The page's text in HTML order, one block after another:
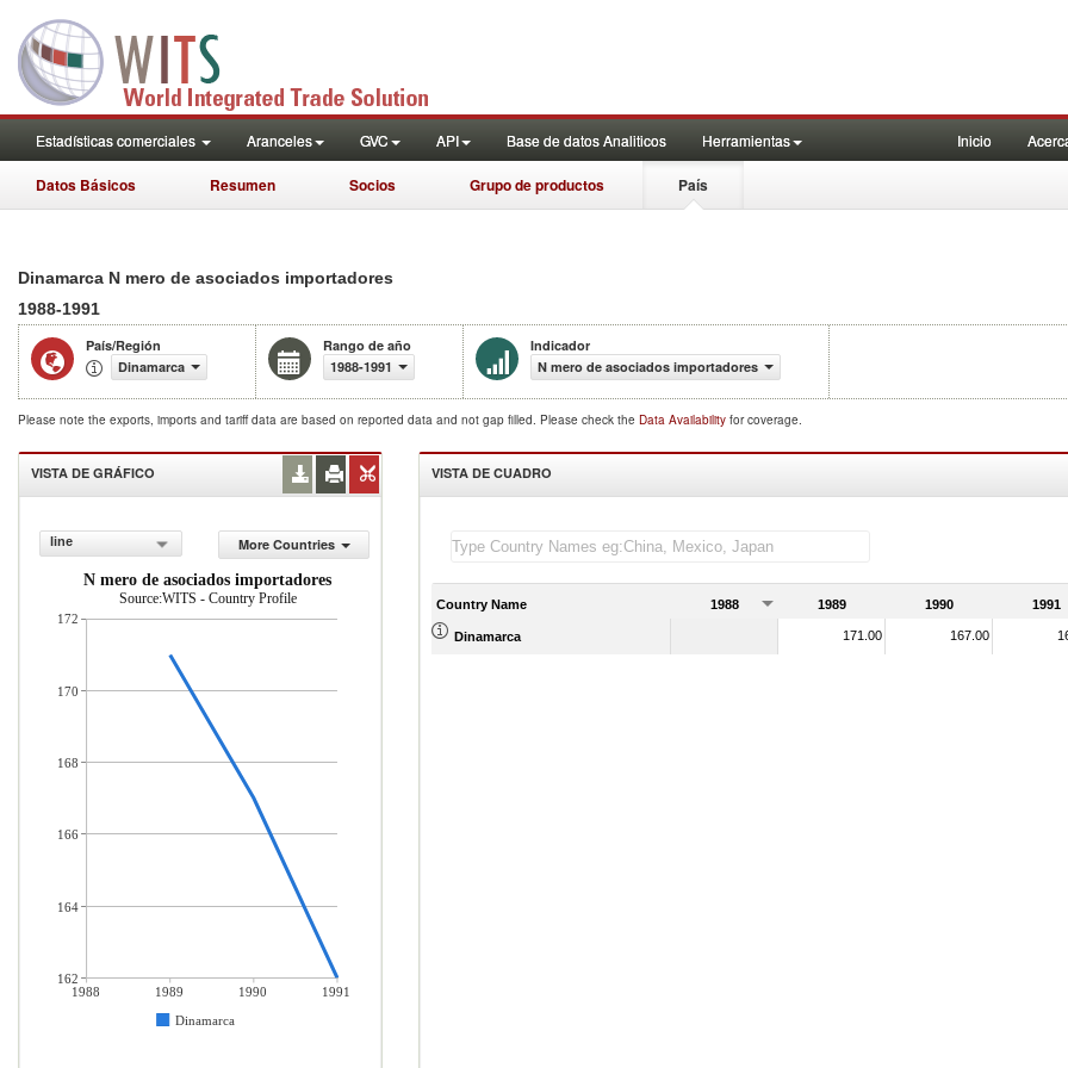
Estadísticas comerciales Aranceles GVC API Base de datos Analiticos Herramientas Inicio
Datos Básicos Resumen Socios Grupo de productos País
Dinamarca N mero de asociados importadores
1988-1991
País/Región
Dinamarca
Rango de año
1988-1991
Indicador
N mero de asociados importadores
Please note the exports, imports and tariff data are based on reported data and not gap filled. Please check the Data Availability for coverage.
VISTA DE GRÁFICO
line
More Countries
N mero de asociados importadores
Source:WITS - Country Profile
1988 1989 1990
1991
Dinamarca
172
170
168
166
164
162
VISTA DE CUADRO
Country Name 1988 1989 1990 1991
Dinamarca 171.00 167.00